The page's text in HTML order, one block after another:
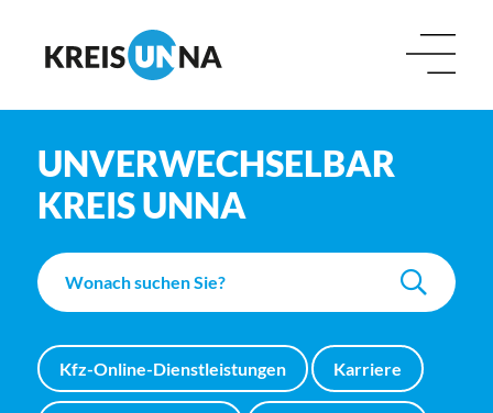
UNVERWECHSELBAR
KREIS UNNA
Kfz-Online-Dienstleistungen Karriere